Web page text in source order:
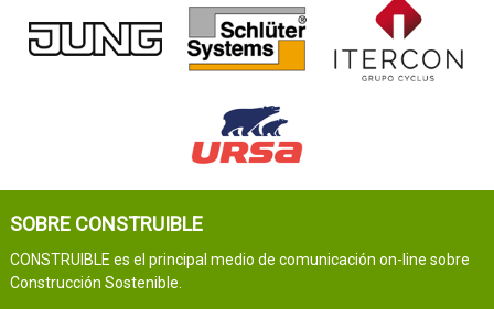
SOBRE CONSTRUIBLE
CONSTRUIBLE es el principal medio de comunicación on-line sobre
Construcción Sostenible.